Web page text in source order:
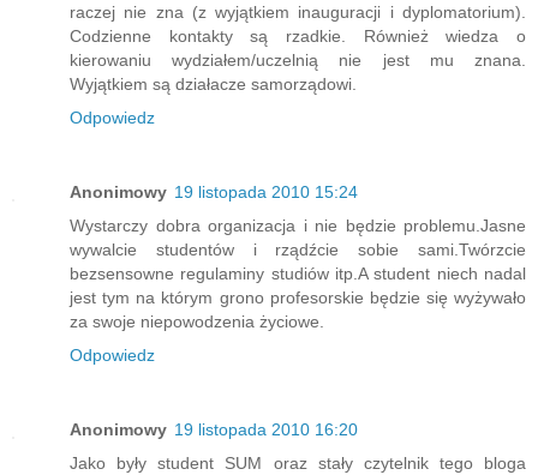
raczej nie zna (z wyjątkiem inauguracji i dyplomatorium).
Codzienne kontakty są rzadkie. Również wiedza o
kierowaniu wydziałem/uczelnią nie jest mu znana.
Wyjątkiem są działacze samorządowi.
Odpowiedz
Anonimowy 19 listopada 2010 15:24
Wystarczy dobra organizacja i nie będzie problemu.Jasne
wywalcie studentów i rządźcie sobie sami.Twórzcie
bezsensowne regulaminy studiów itp.A student niech nadal
jest tym na którym grono profesorskie będzie się wyżywało
za swoje niepowodzenia życiowe.
Odpowiedz
Anonimowy 19 listopada 2010 16:20
Jako były student SUM oraz stały czytelnik tego bloga